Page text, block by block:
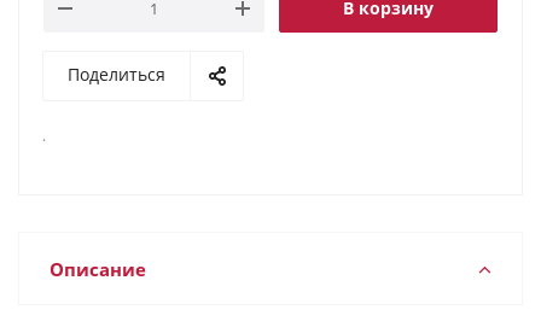
В корзину
Поделиться
.
Описание